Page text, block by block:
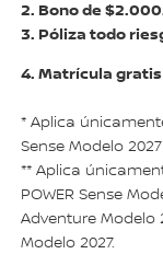
2. Bono de
3. Póliza todo
4. Matrícula gratis
* Aplica
Sense Modelo 2027
** Aplica
POWER Sense
Adventure Modelo
Modelo 2027.